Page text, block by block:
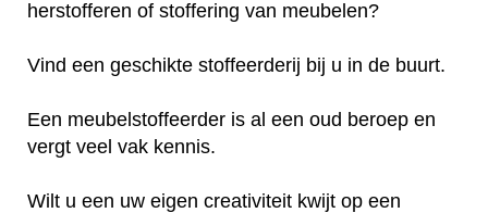
herstofferen of stoffering van meubelen?
Vind een geschikte stoffeerderij bij u in de buurt.
Een meubelstoffeerder is al een oud beroep en
vergt veel vak kennis.
Wilt u een uw eigen creativiteit kwijt op een